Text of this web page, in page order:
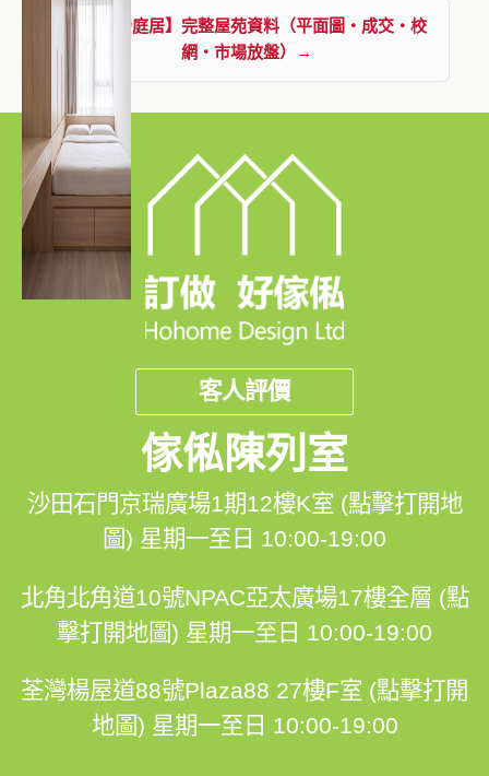
查看【帝庭居】完整屋苑資料（平面圖・成交・校
網・市場放盤）→
客人評價
傢俬陳列室
沙田石門京瑞廣場1期12樓K室 (點擊打開地
圖) 星期一至日 10:00-19:00
北角北角道10號NPAC亞太廣場17樓全層 (點
擊打開地圖) 星期一至日 10:00-19:00
荃灣楊屋道88號Plaza88 27樓F室 (點擊打開
地圖) 星期一至日 10:00-19:00